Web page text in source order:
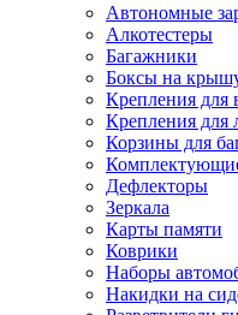
Автономные
Алкотестеры
Багажники
Боксы на
Крепления для
Крепления для
Корзины для
Дефлекторы
Зеркала
Карты памяти
Коврики
Наборы
Накидки на